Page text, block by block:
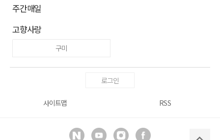
주간매일
고향사랑
구미
로그인
사이트맵 RSS